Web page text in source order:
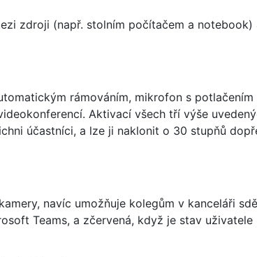
zdroji (např. stolním počítačem a
rámováním, mikrofon s
Aktivací všech tří výše
účastníci, a lze ji naklonit o 30 stupňů
navíc umožňuje kolegům v kanceláři
Teams, a zčervená, když je stav uživatele